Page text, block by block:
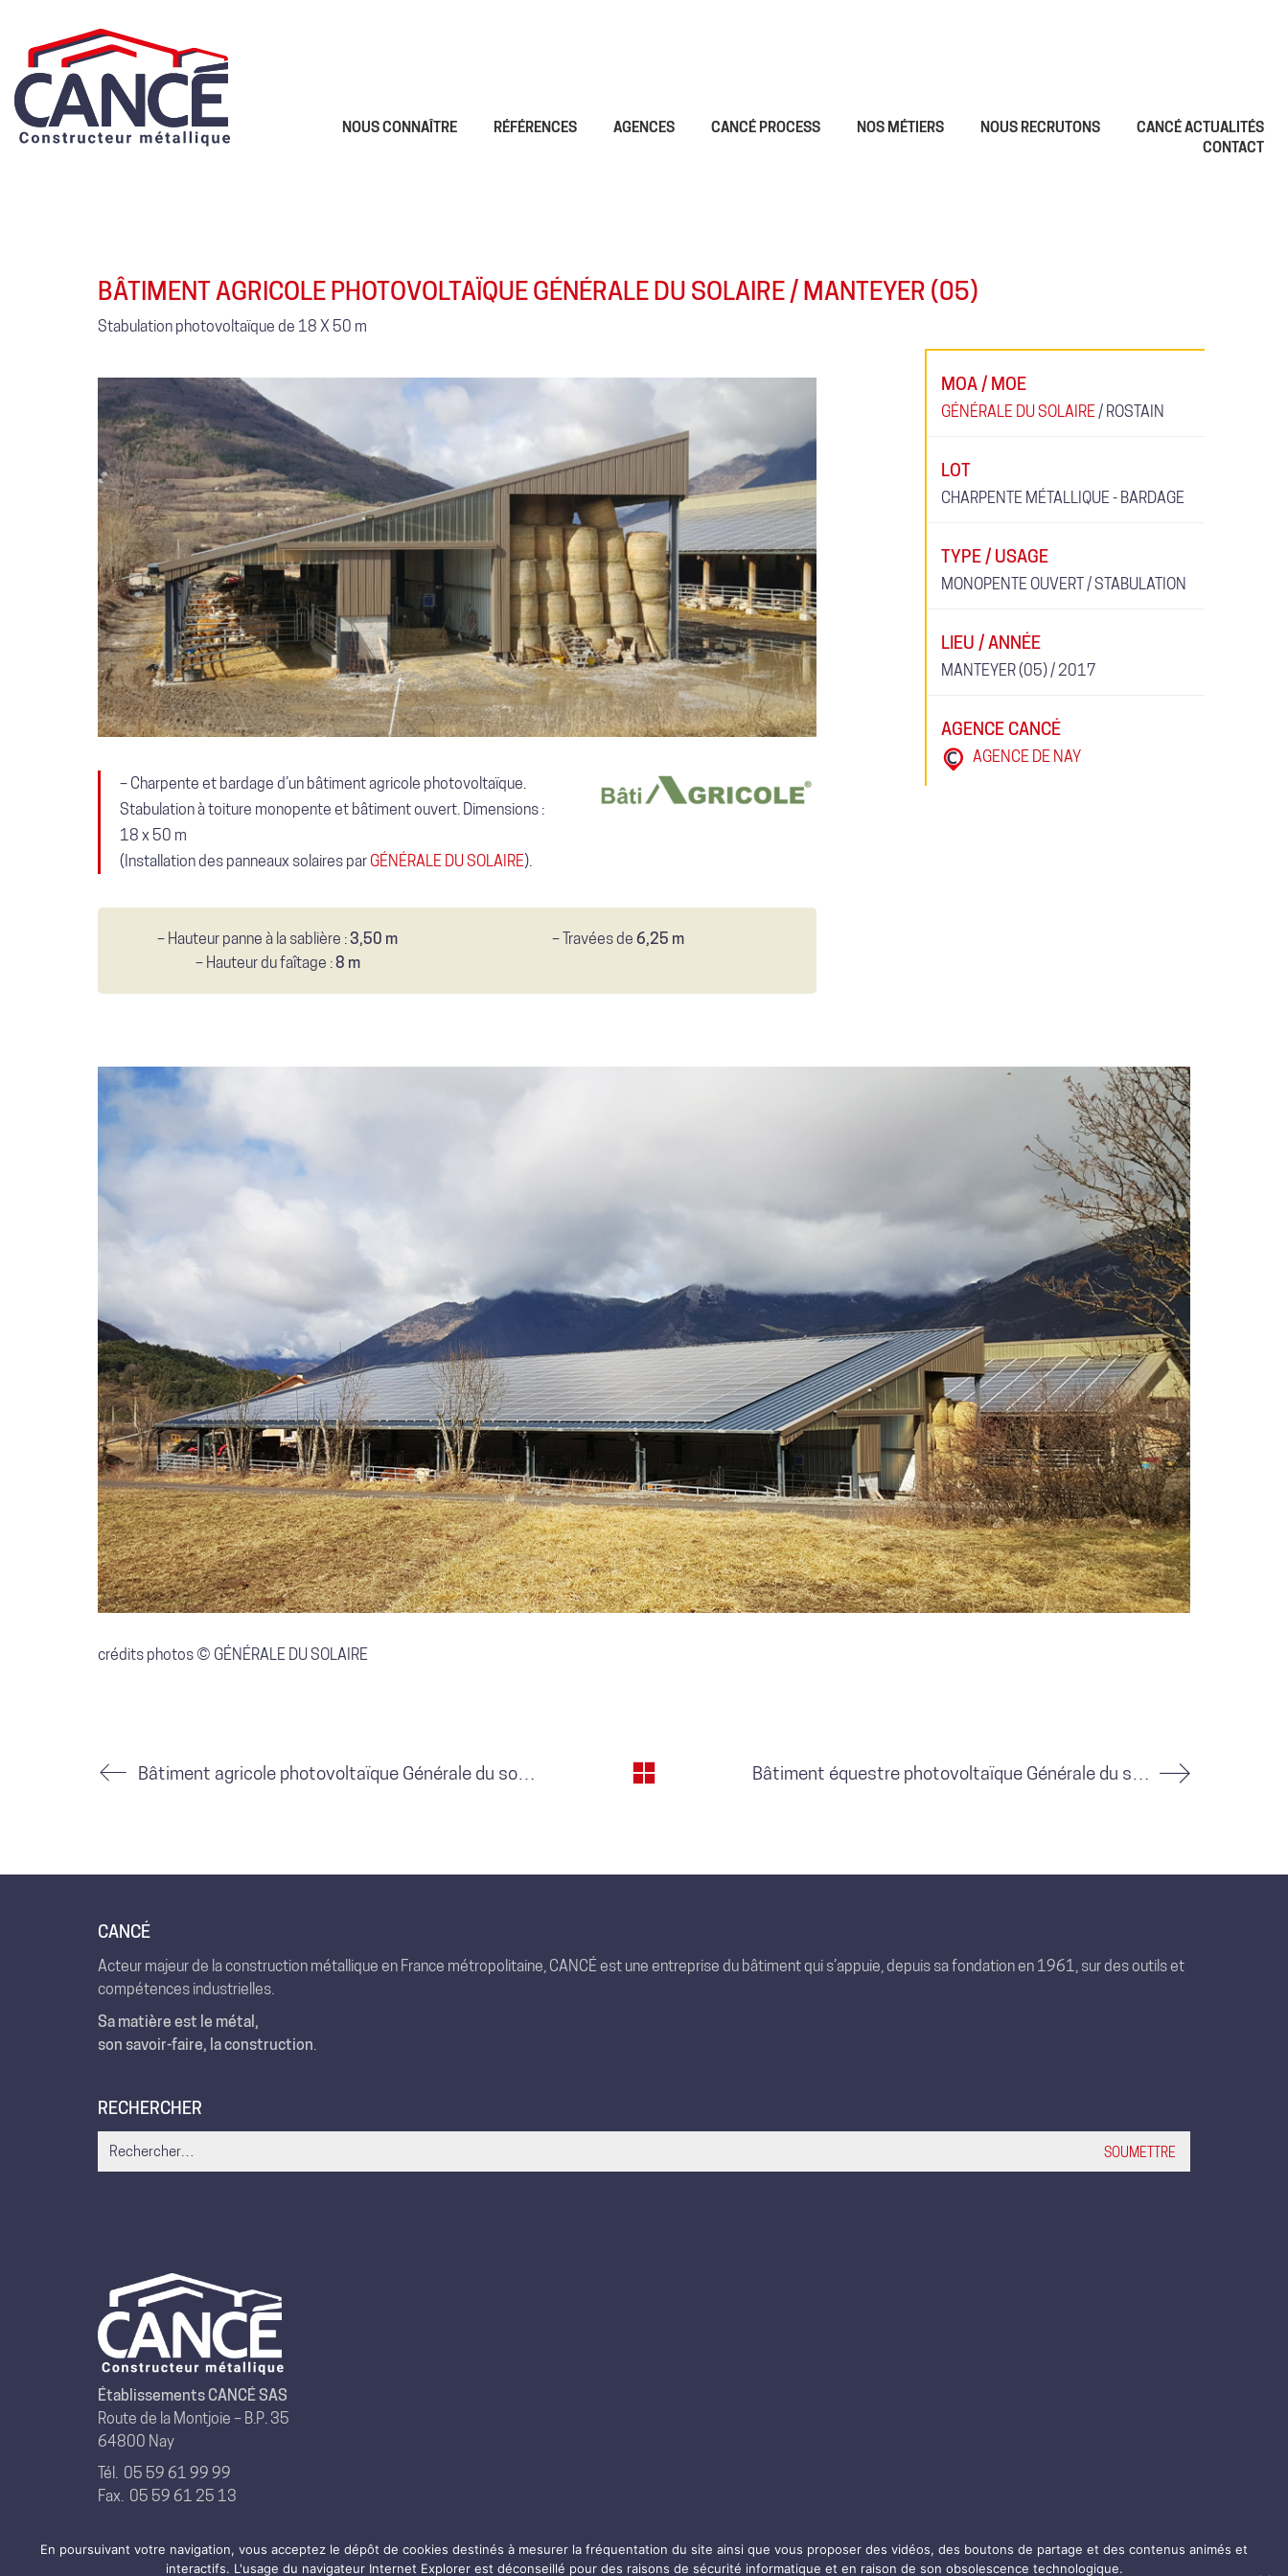
NOUS CONNAÎTRE RÉFÉRENCES AGENCES CANCÉ PROCESS NOS MÉTIERS NOUS RECRUTONS
CANCÉ ACTUALITÉS
CONTACT
BÂTIMENT AGRICOLE PHOTOVOLTAÏQUE GÉNÉRALE DU SOLAIRE / MANTEYER (05)
Stabulation photovoltaïque de 18 X 50 m
– Charpente et bardage d’un bâtiment agricole photovoltaïque.
Stabulation à toiture monopente et bâtiment ouvert. Dimensions :
18 x 50 m
(Installation des panneaux solaires par GÉNÉRALE DU SOLAIRE).
– Hauteur panne à la sablière :3,50 m – Travées de 6,25 m
– Hauteur du faîtage :8 m
MOA / MOE
GÉNÉRALE DU SOLAIRE/ ROSTAIN
LOT
CHARPENTE MÉTALLIQUE - BARDAGE
TYPE / USAGE
MONOPENTE OUVERT / STABULATION
LIEU / ANNÉE
MANTEYER (05) / 2017
AGENCE CANCÉ
AGENCE DE NAY
crédits photos © GÉNÉRALE DU SOLAIRE
Bâtiment agricole photovoltaïque Générale du solaire / Noyers-sur-Jabron (04) Bâtiment équestre photovoltaïque Générale du solaire / Villeneuve-de-la-Raho (66)
CANCÉ
Acteur majeur de la construction métallique en France métropolitaine, CANCÉ est une entreprise du bâtiment qui s’appuie, depuis sa fondation en 1961, sur des outils et
compétences industrielles.
Sa matière est le métal,
son savoir-faire, la construction
RECHERCHER
Search
for:
Établissements CANCÉ SAS
Route de la Montjoie – B.P. 35
64800 Nay
Tél. 05 59 61 99 99
Fax. 05 59 61 25 13
En poursuivant votre navigation, vous acceptez le dépôt de cookies destinés à mesurer la fréquentation du site ainsi que vous proposer des vidéos, des boutons de partage et des contenus animés et
interactifs. L'usage du navigateur Internet Explorer est déconseillé pour des raisons de sécurité informatique et en raison de son obsolescence technologique.